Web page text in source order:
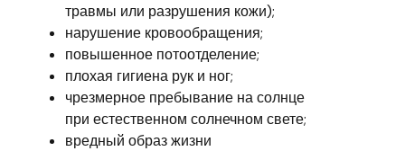
травмы или разрушения кожи);
нарушение кровообращения;
повышенное потоотделение;
плохая гигиена рук и ног;
чрезмерное пребывание на солнце
при естественном солнечном свете;
вредный образ жизни